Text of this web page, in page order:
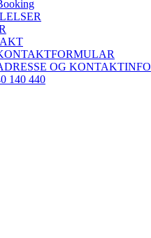
OG KONTAKTINFO
140 440